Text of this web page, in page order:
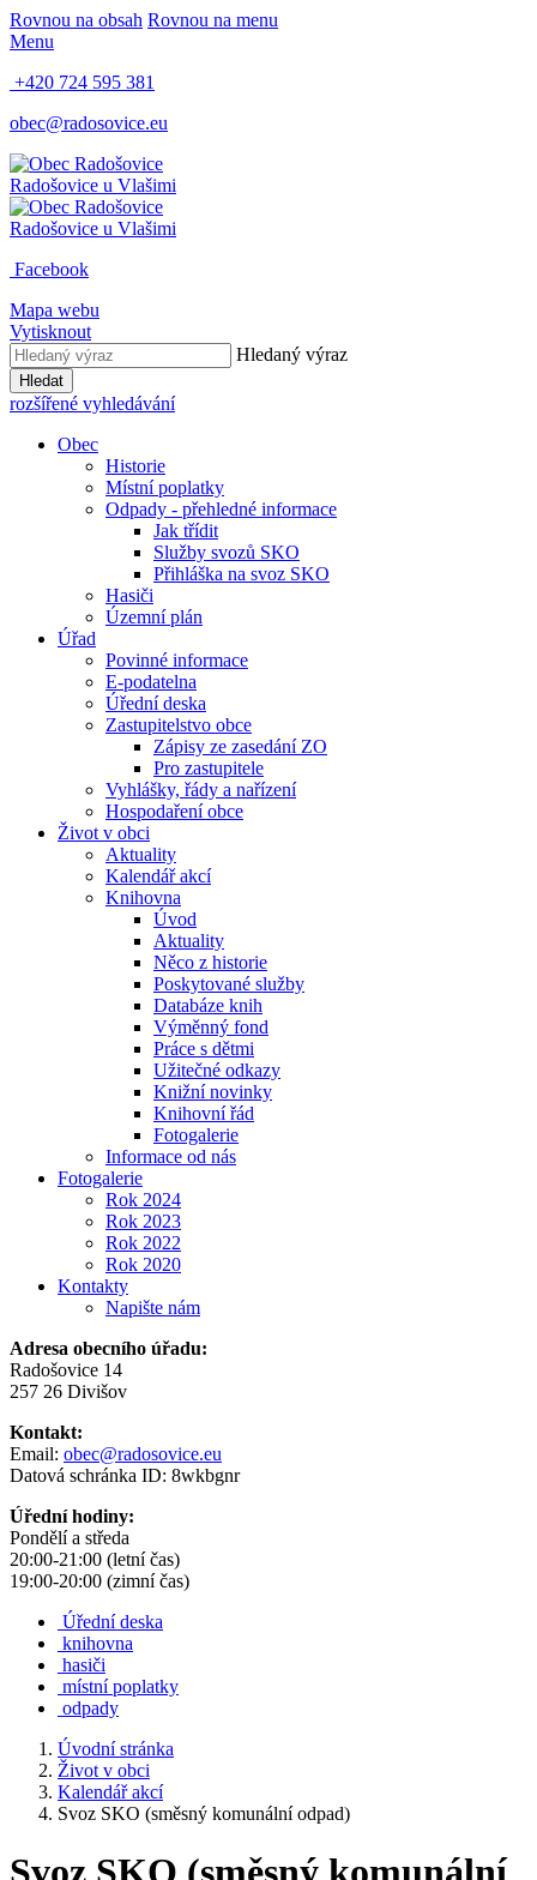
Rovnou na obsah Rovnou na menu
Menu
+420 724 595 381
obec@radosovice.eu
Radošovice u Vlašimi
Radošovice u Vlašimi
Facebook
Mapa webu
Vytisknout
Hledaný výraz
Hledat
rozšířené vyhledávání
Obec
Historie
Místní poplatky
Odpady - přehledné informace
Jak třídit
Služby svozů SKO
Přihláška na svoz SKO
Hasiči
Územní plán
Úřad
Povinné informace
E-podatelna
Úřední deska
Zastupitelstvo obce
Zápisy ze zasedání ZO
Pro zastupitele
Vyhlášky, řády a nařízení
Hospodaření obce
Život v obci
Aktuality
Kalendář akcí
Knihovna
Úvod
Aktuality
Něco z historie
Poskytované služby
Databáze knih
Výměnný fond
Práce s dětmi
Užitečné odkazy
Knižní novinky
Knihovní řád
Fotogalerie
Informace od nás
Fotogalerie
Rok 2024
Rok 2023
Rok 2022
Rok 2020
Kontakty
Napište nám
Adresa obecního úřadu:
Radošovice 14
257 26 Divišov
Kontakt:
Email: obec@radosovice.eu
Datová schránka ID: 8wkbgnr
Úřední hodiny:
Pondělí a středa
20:00-21:00 (letní čas)
19:00-20:00 (zimní čas)
Úřední deska
knihovna
hasiči
místní poplatky
odpady
Úvodní stránka
Život v obci
Kalendář akcí
Svoz SKO (směsný komunální odpad)